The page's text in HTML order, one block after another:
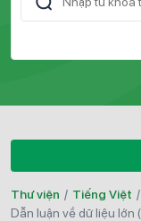
Thư viện / Tiếng Việt /
dẫn luận về dữ liệu